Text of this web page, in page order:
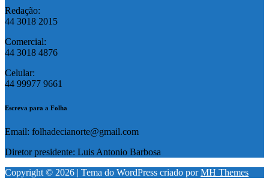
Redação:
44 3018 2015
Comercial:
44 3018 4876
Celular:
44 99977 9661
Escreva para a Folha
Email: folhadecianorte@gmail.com
Diretor presidente: Luis Antonio Barbosa
Copyright © 2026 | Tema do WordPress criado porMH Themes